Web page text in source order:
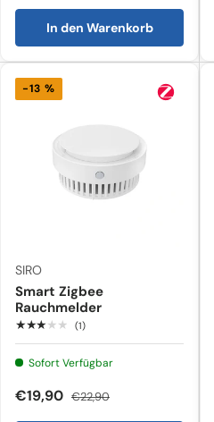
In den Warenkorb
-13 %
SIRO
Smart Zigbee
Rauchmelder
★★★★★ (1)
Sofort Verfügbar
€19,90 €22,90